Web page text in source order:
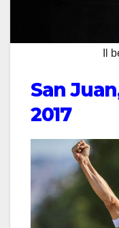
Il
San
2017